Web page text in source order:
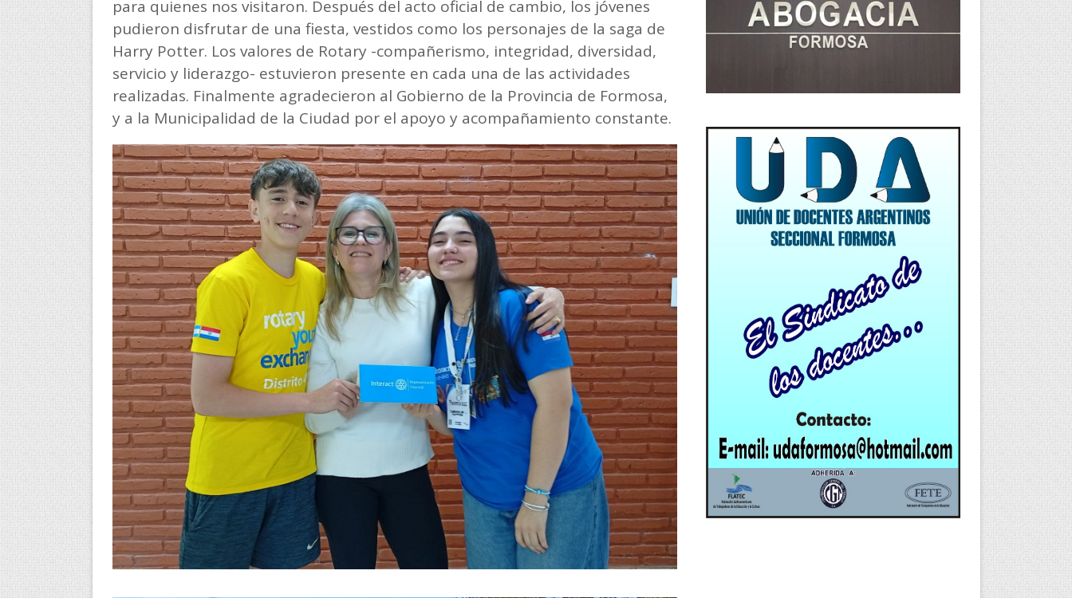
para quienes nos visitaron. Después del acto oficial de cambio, los jóvenes
pudieron disfrutar de una fiesta, vestidos como los personajes de la saga de
Harry Potter. Los valores de Rotary -compañerismo, integridad, diversidad,
servicio y liderazgo- estuvieron presente en cada una de las actividades
realizadas. Finalmente agradecieron al Gobierno de la Provincia de Formosa,
y a la Municipalidad de la Ciudad por el apoyo y acompañamiento constante.